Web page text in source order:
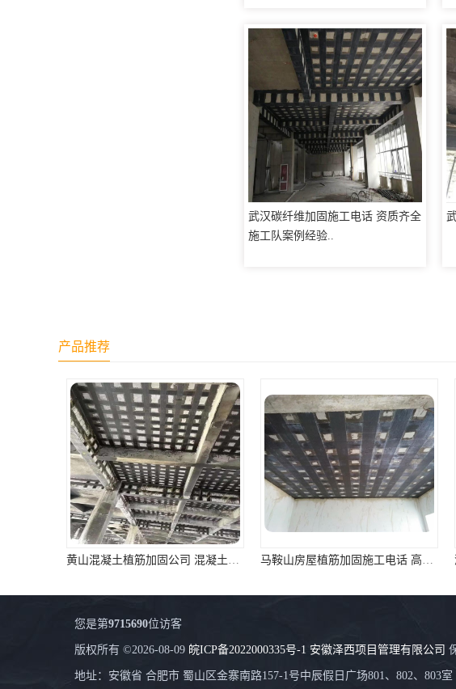
武汉碳纤维加固施工电话 资质齐全
施工队案例经验..
产品推荐
黄山混凝土植筋加固公司 混凝土结构加固 资质齐全 施工队案例经验.. 马鞍山房屋植筋加固施工电话 高延性纤维混凝土加固 资质齐全 施工队案例经验..
您是第9715690位访客
版权所有 ©2026-08-09 皖ICP备2022000335号-1 安徽泽西项目管理有限公司
地址：安徽省 合肥市 蜀山区金寨南路157-1号中辰假日广场801、802、803室